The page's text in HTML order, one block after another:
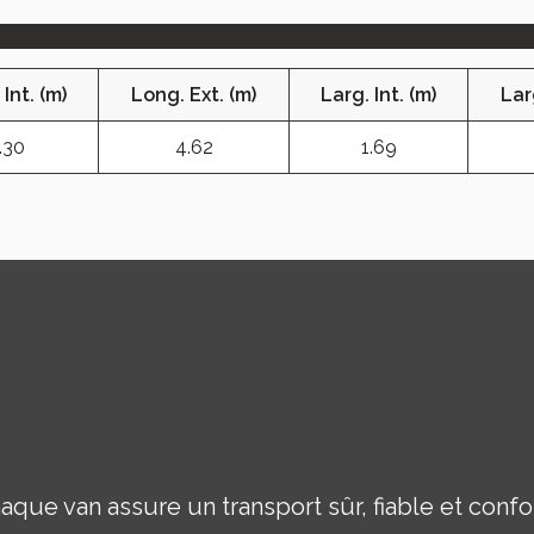
sur ce formulaire sont traitées par Fautras afin de
de rectification et de suppression de vos données en
(m) Long. Ext. (m) Larg. Int. (m)
4.62 1.69
van assure un transport sûr, fiable et